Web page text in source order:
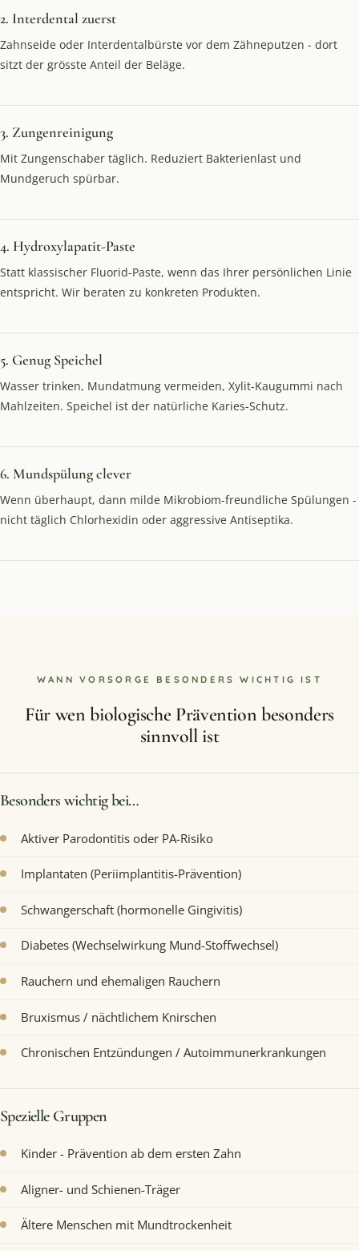
2. Interdental zuerst
Zahnseide oder Interdentalbürste vor dem Zähneputzen - dort
sitzt der grösste Anteil der Beläge.
3. Zungenreinigung
Mit Zungenschaber täglich. Reduziert Bakterienlast und
Mundgeruch spürbar.
4. Hydroxylapatit-Paste
Statt klassischer Fluorid-Paste, wenn das Ihrer persönlichen Linie
entspricht. Wir beraten zu konkreten Produkten.
5. Genug Speichel
Wasser trinken, Mundatmung vermeiden, Xylit-Kaugummi nach
Mahlzeiten. Speichel ist der natürliche Karies-Schutz.
6. Mundspülung clever
Wenn überhaupt, dann milde Mikrobiom-freundliche Spülungen -
nicht täglich Chlorhexidin oder aggressive Antiseptika.
WANN VORSORGE BESONDERS WICHTIG IST
Für wen biologische Prävention besonders
sinnvoll ist
Besonders wichtig bei…
Aktiver Parodontitis oder PA-Risiko
Implantaten (Periimplantitis-Prävention)
Schwangerschaft (hormonelle Gingivitis)
Diabetes (Wechselwirkung Mund-Stoffwechsel)
Rauchern und ehemaligen Rauchern
Bruxismus / nächtlichem Knirschen
Chronischen Entzündungen / Autoimmunerkrankungen
Spezielle Gruppen
Kinder - Prävention ab dem ersten Zahn
Aligner- und Schienen-Träger
Ältere Menschen mit Mundtrockenheit